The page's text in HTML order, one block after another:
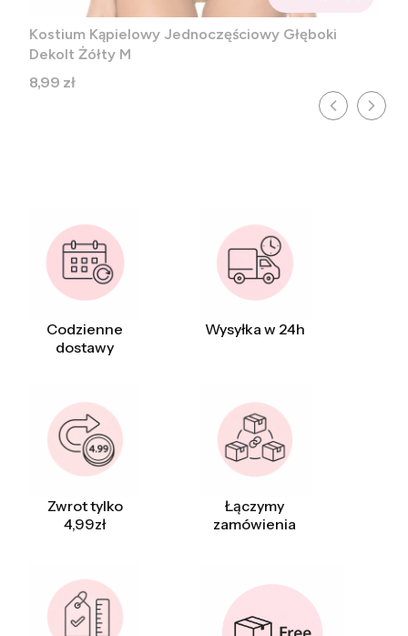
Kostium Kąpielowy Jednoczęściowy Głęboki
Dekolt Żółty M
Cena
8,99 zł
Codzienne
dostawy
Wysyłka w 24h
Zwrot tylko
4,99zł
Łączymy
zamówienia